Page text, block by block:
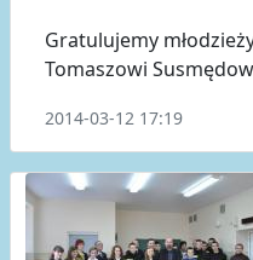
Gratulujemy
Tomaszowi
2014-03-12 17:19